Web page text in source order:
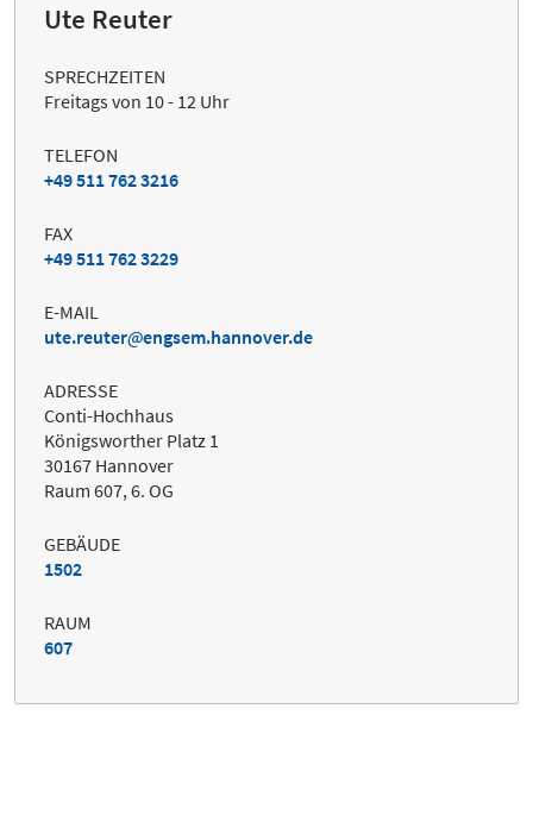
Ute Reuter
SPRECHZEITEN
Freitags von 10 - 12 Uhr
TELEFON
+49 511 762 3216
FAX
+49 511 762 3229
E-MAIL
ute.reuter
engsem.hannover.de
ADRESSE
Conti-Hochhaus
Königsworther Platz 1
30167 Hannover
Raum 607, 6. OG
GEBÄUDE
1502
RAUM
607